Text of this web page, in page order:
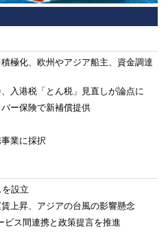
極化、欧州やアジア船主、資金調達
入港税「とん税」見直しが論点に
ー保険で新補償提供
業に採択
設立
上昇、アジアの台風の影響懸念
ビス間連携と政策提言を推進